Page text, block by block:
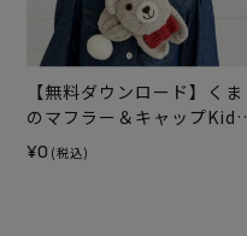
【無料ダウンロード】くま
のマフラー＆キャップKids
（レシピ）
¥0 (税込)